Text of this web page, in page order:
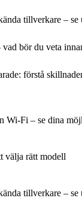
tillverkare – se
bör du veta
förstå
Wi‑Fi – se dina
välja rätt modell
tillverkare – se